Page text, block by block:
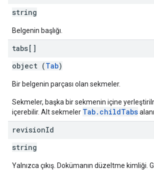
string
Belgenin başlığı.
tabs[]
object (Tab)
Bir belgenin parçası olan sekmeler.
Sekmeler, başka bir sekmenin içine
içerebilir. Alt sekmeler Tab.childTabs
revisionId
string
Yalnızca çıkış. Dokümanın düzeltme kimliği.